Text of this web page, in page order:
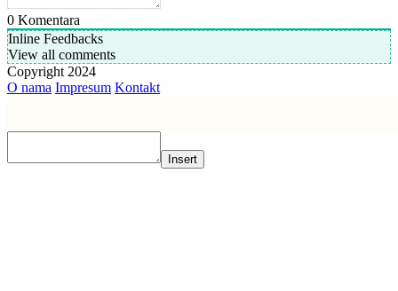
0 Komentara
Inline Feedbacks
View all comments
Copyright 2024
O nama Impresum Kontakt
Insert